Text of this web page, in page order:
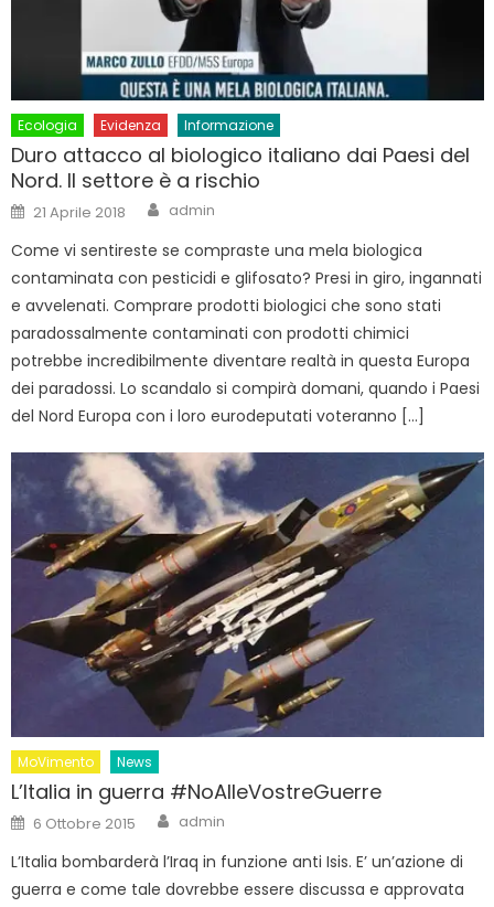
Ecologia Evidenza Informazione
Duro attacco al biologico italiano dai Paesi del
Nord. Il settore è a rischio
Posted
on
21 Aprile 2018 Author
admin
Come vi sentireste se compraste una mela biologica
contaminata con pesticidi e glifosato? Presi in giro, ingannati
e avvelenati. Comprare prodotti biologici che sono stati
paradossalmente contaminati con prodotti chimici
potrebbe incredibilmente diventare realtà in questa Europa
dei paradossi. Lo scandalo si compirà domani, quando i Paesi
del Nord Europa con i loro eurodeputati voteranno […]
MoVimento News
L’Italia in guerra #NoAlleVostreGuerre
Posted
on
6 Ottobre 2015 Author
admin
L’Italia bombarderà l’Iraq in funzione anti Isis. E’ un’azione di
guerra e come tale dovrebbe essere discussa e approvata